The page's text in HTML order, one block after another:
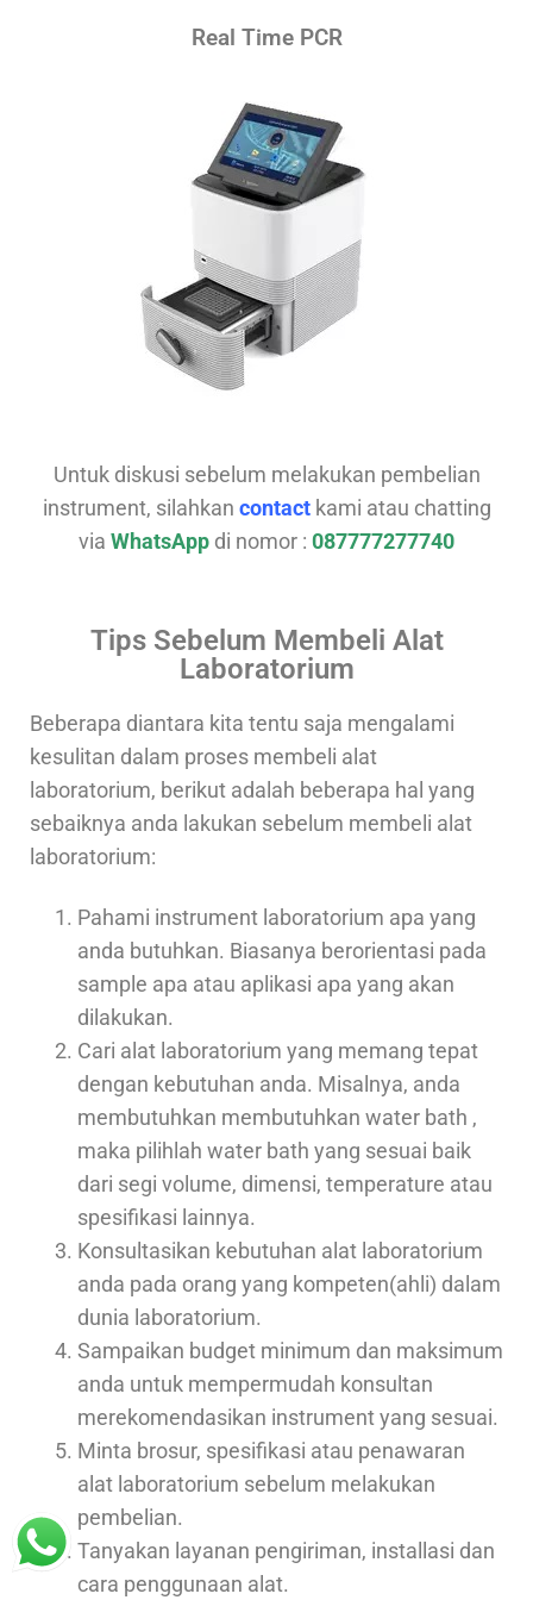
Real Time PCR
Untuk diskusi sebelum melakukan pembelian
instrument, silahkan contactkami atau chatting
via WhatsApp di nomor : 087777277740
Tips Sebelum Membeli Alat
Laboratorium
Beberapa diantara kita tentu saja mengalami
kesulitan dalam proses membeli alat
laboratorium, berikut adalah beberapa hal yang
sebaiknya anda lakukan sebelum membeli alat
laboratorium:
Pahami instrument laboratorium apa yang
anda butuhkan. Biasanya berorientasi pada
sample apa atau aplikasi apa yang akan
dilakukan.
Cari alat laboratorium yang memang tepat
dengan kebutuhan anda. Misalnya, anda
membutuhkan membutuhkan water bath ,
maka pilihlah water bath yang sesuai baik
dari segi volume, dimensi, temperature atau
spesifikasi lainnya.
Konsultasikan kebutuhan alat laboratorium
anda pada orang yang kompeten(ahli) dalam
dunia laboratorium.
Sampaikan budget minimum dan maksimum
anda untuk mempermudah konsultan
merekomendasikan instrument yang sesuai.
Minta brosur, spesifikasi atau penawaran
alat laboratorium sebelum melakukan
pembelian.
Tanyakan layanan pengiriman, installasi dan
cara penggunaan alat.